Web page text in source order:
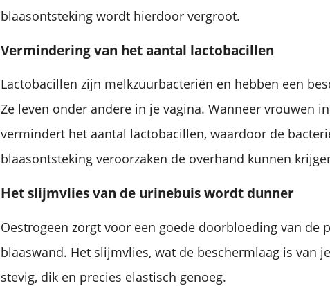
blaasontsteking wordt hierdoor vergroot.
Vermindering van het aantal lactobacillen
Lactobacillen zijn melkzuurbacteriën en hebben een
Ze leven onder andere in je vagina. Wanneer vrouwen
vermindert het aantal lactobacillen, waardoor de
blaasontsteking veroorzaken de overhand kunnen
Het slijmvlies van de urinebuis wordt dunner
Oestrogeen zorgt voor een goede doorbloeding van de
blaaswand. Het slijmvlies, wat de beschermlaag is van
stevig, dik en precies elastisch genoeg.